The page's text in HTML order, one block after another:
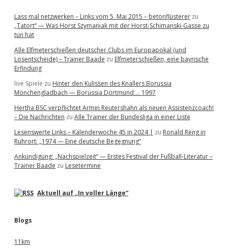
Lass mal netzwerken – Links vom 5. Mai 2015 – betonflüsterer zu
„Tatort“ — Was Horst Szymaniak mit der Horst-Schimanski-Gasse zu
tun hat
Alle Elfmeterschießen deutscher Clubs im Europapokal (und
Losentscheide) – Trainer Baade zu Elfmeterschießen, eine bayrische
Erfindung
live Spiele zu Hinter den Kulissen des Knallers Borussia
Mönchengladbach — Borussia Dortmund … 1997
Hertha BSC verpflichtet Armin Reutershahn als neuen Assistenzcoach!
– Die Nachrichten zu Alle Trainer der Bundesliga in einer Liste
Lesenswerte Links – Kalenderwoche 45 in 2024 | zu Ronald Reng in
Ruhrort: „1974 — Eine deutsche Begegnung“
Ankündigung: „Nachspielzeit“ — Erstes Festival der Fußball-Literatur –
Trainer Baade zu Lesetermine
Aktuell auf „In voller Länge“
Blogs
11km